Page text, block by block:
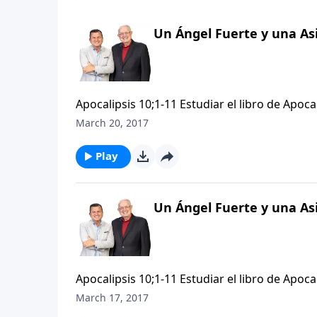
Un Ángel Fuerte y una
Apocalipsis 10;1-11 Estudiar el libro de
bomberos; es mucho más de lo que se
a lo largo del camino. Cada intermedio
ha pasado y prepararse para lo que está
encontrar con otro intermedio que
“trompetas”.
March 20, 2017
Play
Un Ángel Fuerte y una
Apocalipsis 10;1-11 Estudiar el libro de
bomberos; es mucho más de lo que se
March 17, 2017